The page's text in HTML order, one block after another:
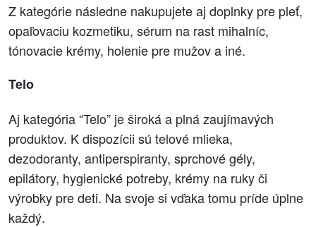
Z kategórie následne nakupujete aj doplnky pre pleť,
opaľovaciu kozmetiku, sérum na rast mihalníc,
tónovacie krémy, holenie pre mužov a iné.
Telo
Aj kategória “Telo” je široká a plná zaujímavých
produktov. K dispozícii sú telové mlieka,
dezodoranty, antiperspiranty, sprchové gély,
epilátory, hygienické potreby, krémy na ruky či
výrobky pre deti. Na svoje si vďaka tomu príde úplne
každý.